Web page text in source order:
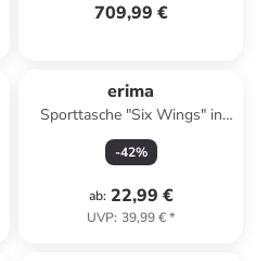
709,99 €
erima
Sporttasche "Six Wings" in
Grau
-42%
ab: 22,99 €
UVP: 39,99 €*